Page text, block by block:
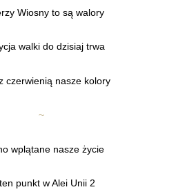
Wiosny to są walory
walki do dzisiaj trwa
czerwienią nasze kolory
~
wplątane nasze życie
punkt w Alei Unii 2